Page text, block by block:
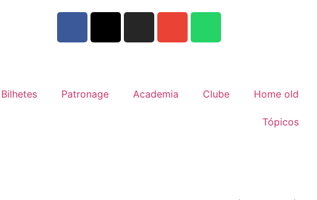
Bilhetes Patronage Academia Clube Home old
Tópicos